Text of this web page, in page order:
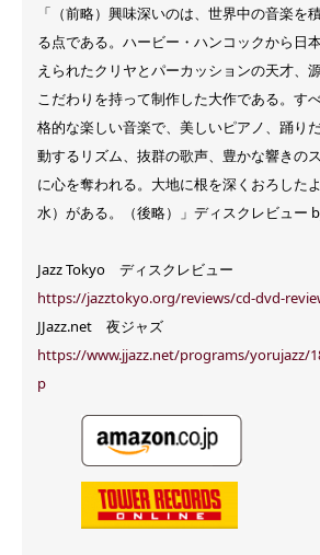
「（前略）興味深いのは、世界中の音楽を
る点である。ハービー・ハンコックから日
えられたクリヤとパーカッションの天才、
こだわりを持って制作した大作である。す
格的な楽しい音楽で、美しいピアノ、踊り
動するリズム、抜群の歌声、豊かな響きの
に心を奪われる。大地に根を深くおろした
水）がある。（後略）」ディスクレビュー
Jazz Tokyo ディスクレビュー
https://jazztokyo.org/reviews/cd-dvd-
JJazz.net 夜ジャズ
https://www.jjazz.net/programs/yorujazz/
p